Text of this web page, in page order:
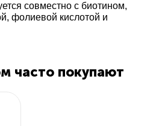
совместно с биотином,
фолиевой кислотой и
часто покупают